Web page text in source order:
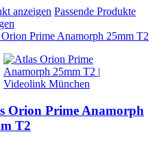
anzeigen Passende Produkte
Prime Anamorph 25mm T2
Orion Prime Anamorph
T2